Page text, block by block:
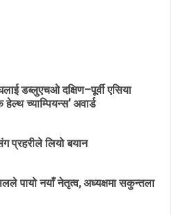
डब्लुएचओ दक्षिण–पूर्वी एसिया
हेल्थ च्याम्पियन्स’ अवार्ड
प्रहरीले लियो बयान
पायो नयाँ नेतृत्व, अध्यक्षमा सकुन्तला